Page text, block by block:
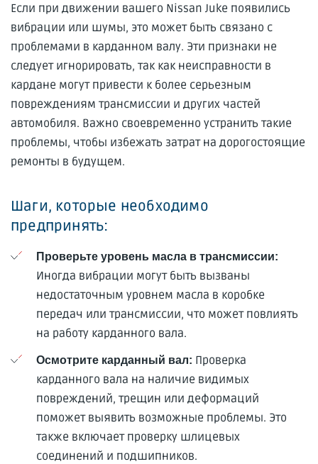
Если при движении вашего Nissan Juke появились
вибрации или шумы, это может быть связано с
проблемами в карданном валу. Эти признаки не
следует игнорировать, так как неисправности в
кардане могут привести к более серьезным
повреждениям трансмиссии и других частей
автомобиля. Важно своевременно устранить такие
проблемы, чтобы избежать затрат на дорогостоящие
ремонты в будущем.
Шаги, которые необходимо
предпринять:
Проверьте уровень масла в трансмиссии:
Иногда вибрации могут быть вызваны
недостаточным уровнем масла в коробке
передач или трансмиссии, что может повлиять
на работу карданного вала.
Осмотрите карданный вал: Проверка
карданного вала на наличие видимых
повреждений, трещин или деформаций
поможет выявить возможные проблемы. Это
также включает проверку шлицевых
соединений и подшипников.